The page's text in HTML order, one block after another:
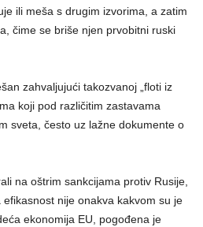
ili meša s drugim izvorima, a zatim
čime se briše njen prvobitni ruski
zahvaljujući takozvanoj „floti iz
koji pod različitim zastavama
sveta, često uz lažne dokumente o
na oštrim sankcijama protiv Rusije,
nije onakva kakvom su je
ekonomija EU, pogođena je